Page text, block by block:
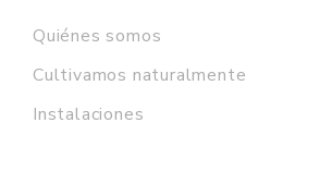
Quiénes somos
Cultivamos naturalmente
Instalaciones